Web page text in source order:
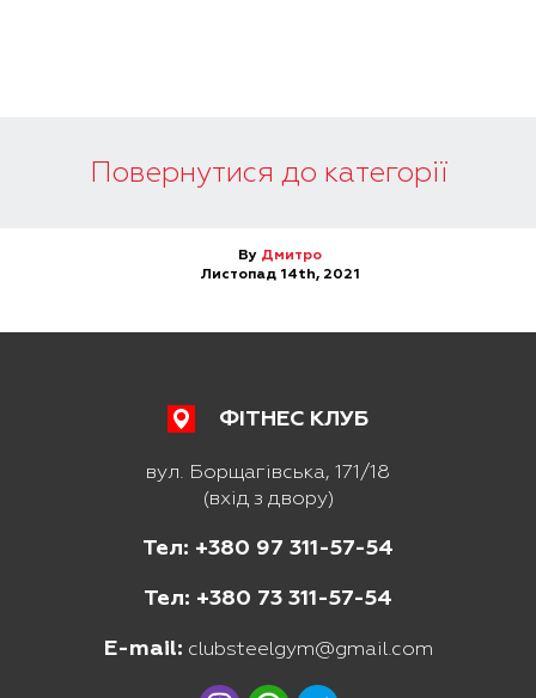
Повернутися до категорії
By Дмитро
Листопад 14th, 2021
ФІТНЕС КЛУБ
вул. Борщагівська, 171/18
(вхід з двору)
Тел: +380 97 311-57-54
Тел: +380 73 311-57-54
E-mail: clubsteelgym@gmail.com